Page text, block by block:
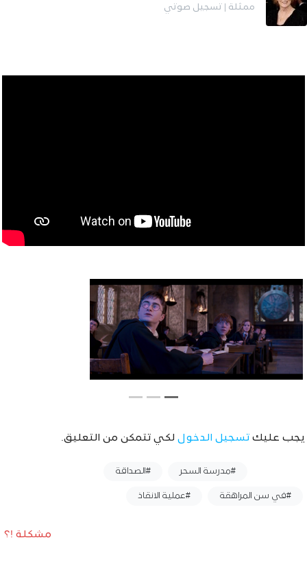
ممثلة | تسجيل صوتي
يجب عليك تسجيل الدخول لكي تتمكن من التعليق.
#مدرسة السحر #الصداقة
#في سن المراهقة #عملية الانقاذ
مشكلة !؟